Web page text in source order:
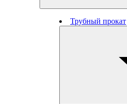
Трубный прокат